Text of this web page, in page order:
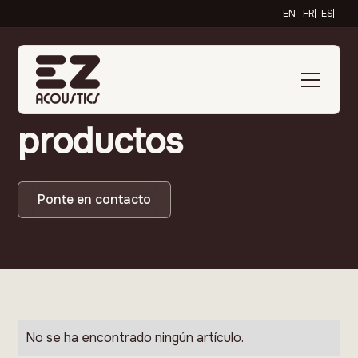
EN FR ES
Descubra nuestros
productos
Ponte en contacto
No se ha encontrado ningún artículo.